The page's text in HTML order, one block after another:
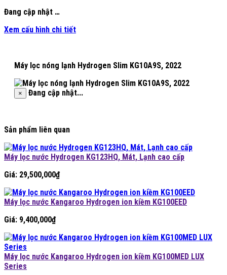
Đang cập nhật …
Xem cấu hình chi tiết
Máy lọc nóng lạnh Hydrogen Slim KG10A9S, 2022
× Đang cập nhật...
Sản phẩm liên quan
Máy lọc nước Hydrogen KG123HQ, Mát, Lạnh cao cấp
Giá: 29,500,000₫
Máy lọc nước Kangaroo Hydrogen ion kiềm KG100EED
Giá: 9,400,000₫
Máy lọc nước Kangaroo Hydrogen ion kiềm KG100MED LUX
Series